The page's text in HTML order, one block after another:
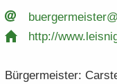
http:/​/​
Bür­ger­meis­ter: